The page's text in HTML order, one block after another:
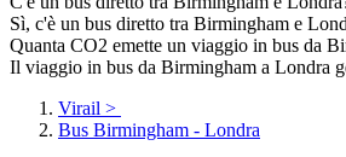
Sì, c'è un bus diretto tra Birmingham e
Quanta CO2 emette un viaggio in bus da
Il viaggio in bus da Birmingham a Londra
Virail >
Bus Birmingham - Londra